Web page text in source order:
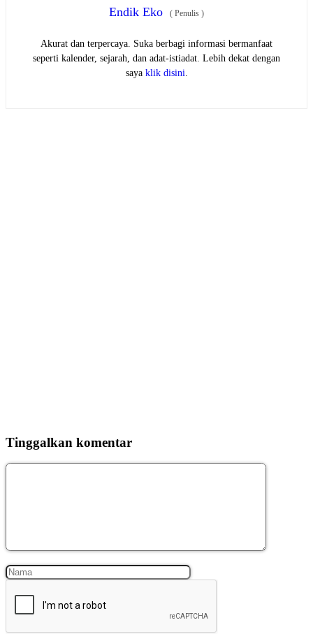
Endik Eko ( Penulis )
Akurat dan terpercaya. Suka berbagi informasi bermanfaat
seperti kalender, sejarah, dan adat-istiadat. Lebih dekat dengan
saya klik disini
Tinggalkan komentar
Komentar
Nama Surel